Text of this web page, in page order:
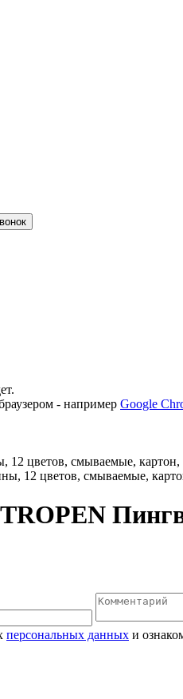
- например Google
цветов, смываемые, картон,
персональных данных и